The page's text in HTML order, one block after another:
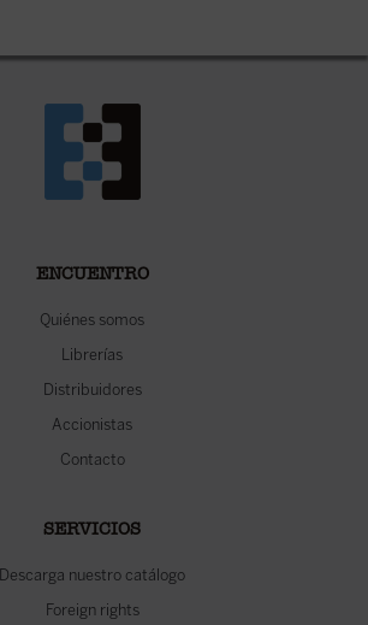
ENCUENTRO
Quiénes somos
Librerías
Distribuidores
Accionistas
Contacto
SERVICIOS
Descarga nuestro catálogo
Foreign rights